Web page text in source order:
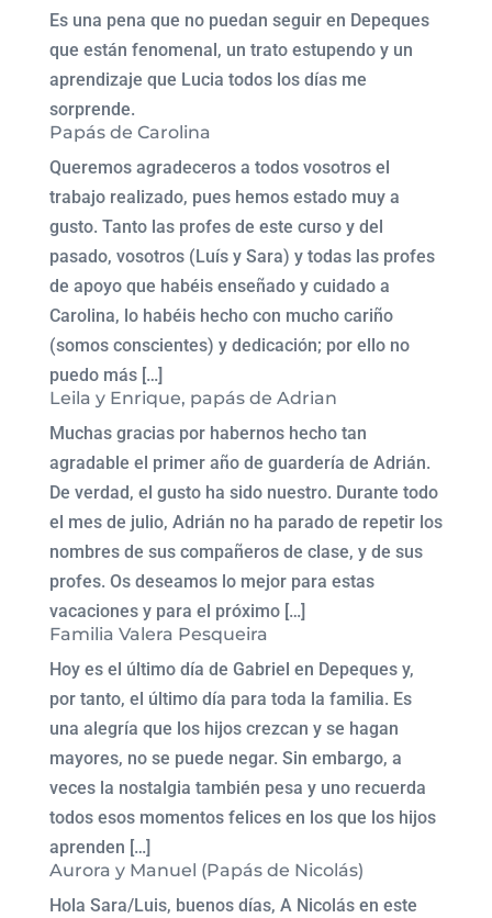
Es una pena que no puedan seguir en Depeques
que están fenomenal, un trato estupendo y un
aprendizaje que Lucia todos los días me
sorprende.
Papás de Carolina
Queremos agradeceros a todos vosotros el
trabajo realizado, pues hemos estado muy a
gusto. Tanto las profes de este curso y del
pasado, vosotros (Luís y Sara) y todas las profes
de apoyo que habéis enseñado y cuidado a
Carolina, lo habéis hecho con mucho cariño
(somos conscientes) y dedicación; por ello no
puedo más […]
Leila y Enrique, papás de Adrian
Muchas gracias por habernos hecho tan
agradable el primer año de guardería de Adrián.
De verdad, el gusto ha sido nuestro. Durante todo
el mes de julio, Adrián no ha parado de repetir los
nombres de sus compañeros de clase, y de sus
profes. Os deseamos lo mejor para estas
vacaciones y para el próximo […]
Familia Valera Pesqueira
Hoy es el último día de Gabriel en Depeques y,
por tanto, el último día para toda la familia. Es
una alegría que los hijos crezcan y se hagan
mayores, no se puede negar. Sin embargo, a
veces la nostalgia también pesa y uno recuerda
todos esos momentos felices en los que los hijos
aprenden […]
Aurora y Manuel (Papás de Nicolás)
Hola Sara/Luis, buenos días, A Nicolás en este